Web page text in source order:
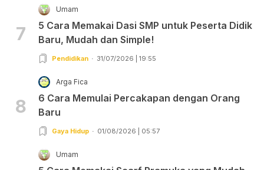
7
Umam
5 Cara Memakai Dasi SMP untuk Peserta Didik
Baru, Mudah dan Simple!
Pendidikan 31/07/2026 | 19:55
8
Arga Fica
6 Cara Memulai Percakapan dengan Orang
Baru
Gaya Hidup 01/08/2026 | 05:57
Umam